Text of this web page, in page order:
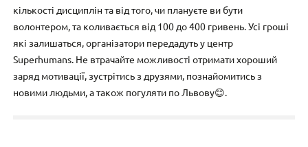
кількості дисциплін та від того, чи плануєте ви бути
волонтером, та коливається від 100 до 400 гривень. Усі гроші
які залишаться, організатори передадуть у центр
Superhumans. Не втрачайте можливості отримати хороший
заряд мотивації, зустрітись з друзями, познайомитись з
новими людьми, а також погуляти по Львову😊.